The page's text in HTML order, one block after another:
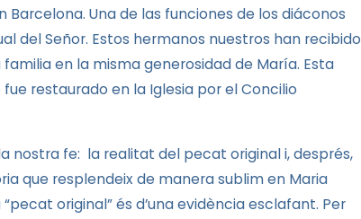
Una de las funciones de los diáconos
del Señor. Estos hermanos nuestros han recibido
en la misma generosidad de María. Esta
restaurado en la Iglesia por el Concilio
nostra fe: la realitat del pecat original i, després,
que resplendeix de manera sublim en Maria
original” és d’una evidència esclafant. Per